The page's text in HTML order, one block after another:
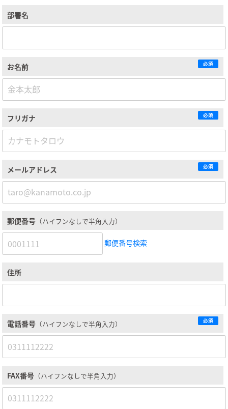
部署名
お名前 必須
フリガナ 必須
メールアドレス 必須
郵便番号 （ハイフンなしで半角入力）
郵便番号検索
住所
電話番号 （ハイフンなしで半角入力） 必須
FAX番号 （ハイフンなしで半角入力）